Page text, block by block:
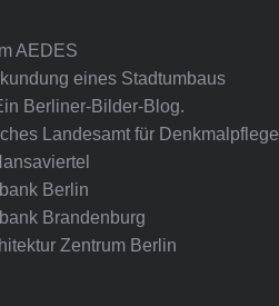
AEDES
eines Stadtumbaus
Berliner-Bilder-Blog.
Landesamt für Denkmalpflege
Berlin
Brandenburg
Zentrum Berlin